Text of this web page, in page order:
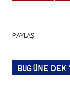
PAYLAŞ.